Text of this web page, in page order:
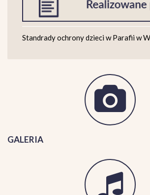
Standrady ochrony dzieci w Parafii w
GALERIA